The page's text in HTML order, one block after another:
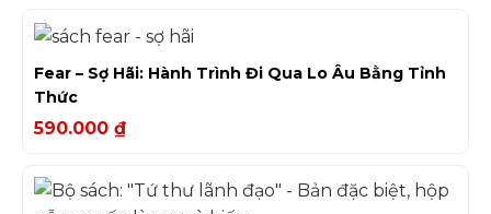
Fear – Sợ Hãi: Hành Trình Đi Qua Lo Âu Bằng Tỉnh
Thức
590.000 ₫